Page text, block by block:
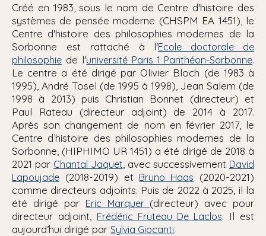
Créé en 1983, sous le nom de Centre d'histoire des
systèmes de pensée moderne (CHSPM EA 1451), le
Centre d'histoire des philosophies modernes de la
Sorbonne est rattaché à l'Ecole doctorale de
philosophie de l'université Paris 1 Panthéon-Sorbonne.
Le centre a été dirigé par Olivier Bloch (de 1983 à
1995), André Tosel (de 1995 à 1998), Jean Salem (de
1998 à 2013) puis Christian Bonnet (directeur) et
Paul Rateau (directeur adjoint) de 2014 à 2017.
Après son changement de nom en février 2017, le
Centre d’histoire des philosophies modernes de la
Sorbonne, (HIPHIMO UR 1451) a été dirigé de 2018 à
2021 par Chantal Jaquet , avec successivement David
Lapoujade (2018-2019) et Bruno Haas (2020-2021)
comme directeurs adjoints. Puis de 2022 à 2025, il la
été dirigé par Eric Marquer (directeur) avec pour
directeur adjoint, Frédéric Fruteau De Laclos. Il est
aujourd’hui dirigé par Sylvia Giocanti.